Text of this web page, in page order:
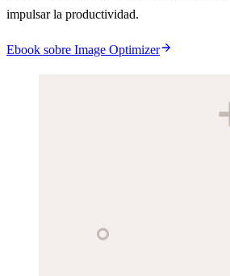
impulsar la productividad.
Ebook sobre Image Optimizer